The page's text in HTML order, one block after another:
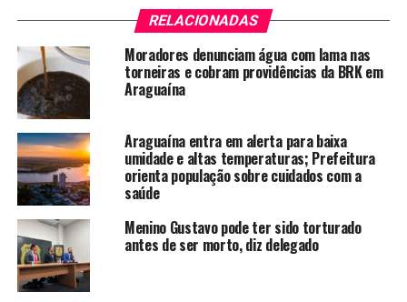
RELACIONADAS
Moradores denunciam água com lama nas
torneiras e cobram providências da BRK em
Araguaína
Araguaína entra em alerta para baixa
umidade e altas temperaturas; Prefeitura
orienta população sobre cuidados com a
saúde
Menino Gustavo pode ter sido torturado
antes de ser morto, diz delegado